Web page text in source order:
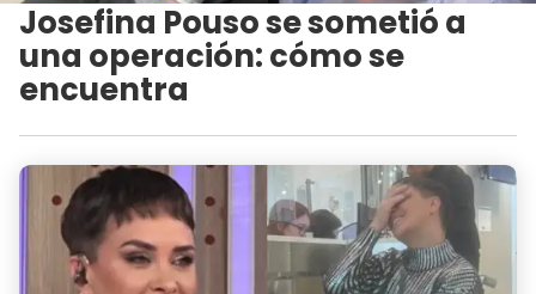
Josefina Pouso se sometió a
una operación: cómo se
encuentra